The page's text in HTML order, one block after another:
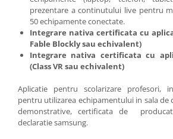
prezentare a continutului live pentru
50 echipamente conectate.
Integrare nativa certificata cu
Fable Blockly sau echivalent)
Integrare nativa certificata cu
(Class VR sau echivalent)
Aplicatie pentru scolarizare profesori,
pentru utilizarea echipamentului in sala de
demonstrative, certificata de
declaratie samsung.